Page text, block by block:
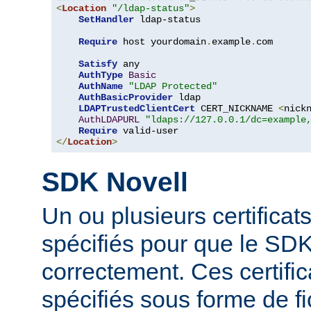
<Location "/ldap-status">
SetHandler ldap-status
Require host yourdomain. example. com
Satisfy any
AuthType Basic
AuthName
"LDAP Protected"
AuthBasicProvider ldap
LDAPTrustedClientCert CERT_NICKNAME <
AuthLDAPURL
"ldaps://127.0.0.1/
Require
</Location>
SDK Novell
Un ou plusieurs
spécifiés pour que le
correctement. Ces
spécifiés sous forme de